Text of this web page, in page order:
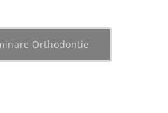
Orthodontie